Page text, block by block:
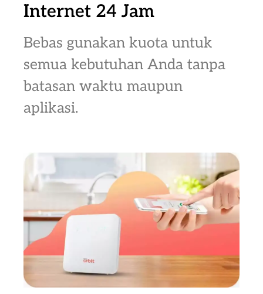
Internet 24 Jam
Bebas gunakan kuota untuk
semua kebutuhan Anda tanpa
batasan waktu maupun
aplikasi.